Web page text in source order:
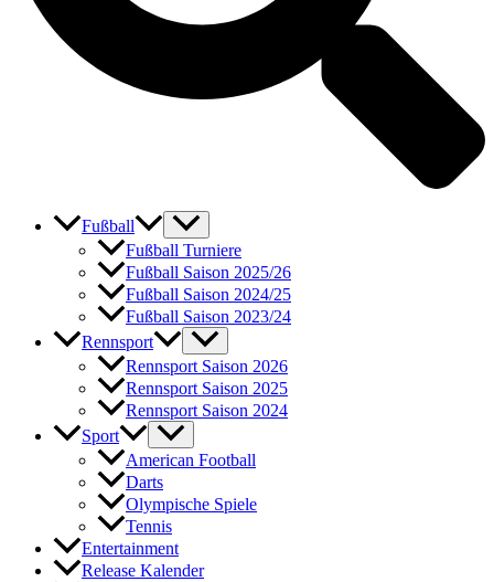
Fußball
Fußball Turniere
Fußball Saison 2025/26
Fußball Saison 2024/25
Fußball Saison 2023/24
Rennsport
Rennsport Saison 2026
Rennsport Saison 2025
Rennsport Saison 2024
Sport
American Football
Darts
Olympische Spiele
Tennis
Entertainment
Release Kalender